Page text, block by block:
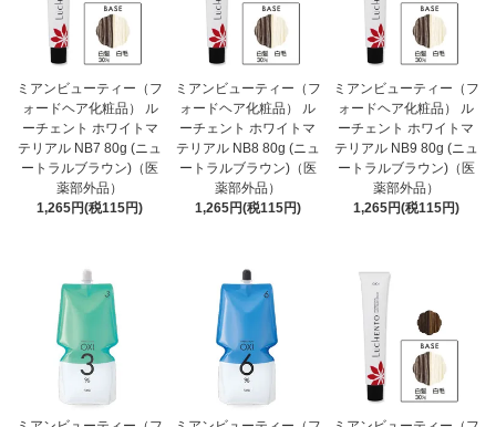
ミアンビューティー（フ
ォードヘア化粧品） ル
ーチェント ホワイトマ
テリアル NB7 80g (ニュ
ートラルブラウン)（医
薬部外品）
1,265円(税115円)
ミアンビューティー（フ
ォードヘア化粧品） ル
ーチェント ホワイトマ
テリアル NB8 80g (ニュ
ートラルブラウン)（医
薬部外品）
1,265円(税115円)
ミアンビューティー（フ
ォードヘア化粧品） ル
ーチェント ホワイトマ
テリアル NB9 80g (ニュ
ートラルブラウン)（医
薬部外品）
1,265円(税115円)